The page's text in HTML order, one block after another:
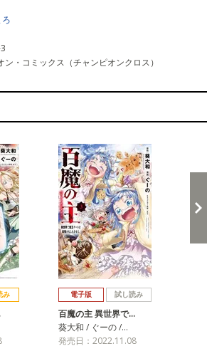
ろ
・コミックス（チャンピオンクロス）
み 電子版 試し読み
百魔の主 異世界で…
葵大和 / ぐーの /…
発売日：2022.11.08